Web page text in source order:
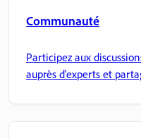
Communauté
Participez aux
auprès d'experts et